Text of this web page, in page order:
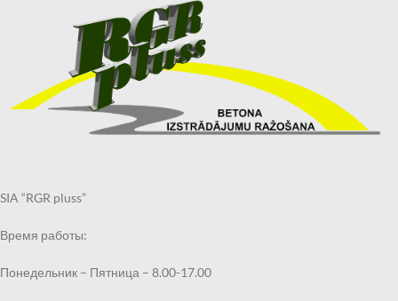
SIA “RGR pluss”
Время работы:
Понедельник – Пятница – 8.00-17.00